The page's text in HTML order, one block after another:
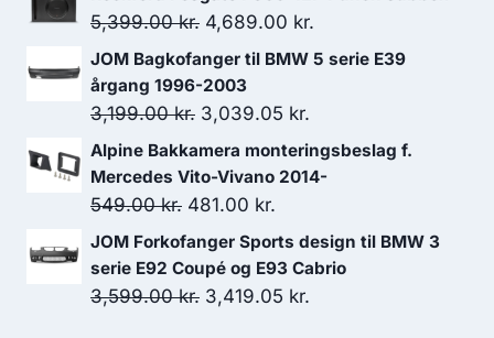
pris
549.00 kr..
pris
5,399.00kr. Den
oprindelige
pris
var:
5,399.00 kr..
4,689.00 kr.
aktuelle
4,689.00 kr..
JOM Bagkofanger til BMW 5 serie E39
årgang 1996-2003
3,199.00kr. Den
oprindelige
pris
var:
3,199.00 kr..
3,039.05 kr.
aktuelle
pris
3,039.05 kr..
Alpine Bakkamera monteringsbeslag f.
Mercedes Vito-Vivano 2014-
549.00kr. Den
oprindelige
pris
var:
481.00 kr.
aktuelle
pris
er:
JOM Forkofanger Sports design til BMW 3
serie E92 Coupé og E93 Cabrio
3,599.00kr. Den
3,419.05 kr.